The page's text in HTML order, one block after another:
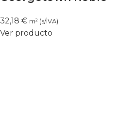
32,18 € m² (s/IVA)
Ver producto